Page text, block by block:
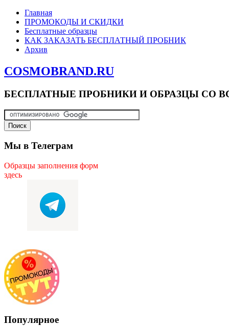
Главная
ПРОМОКОДЫ И СКИДКИ
Бесплатные образцы
КАК ЗАКАЗАТЬ БЕСПЛАТНЫЙ ПРОБНИК
Архив
COSMOBRAND.RU
БЕСПЛАТНЫЕ ПРОБНИКИ И ОБРАЗЦЫ СО
Мы в Телеграм
Образцы заполнения форм
здесь
Популярное